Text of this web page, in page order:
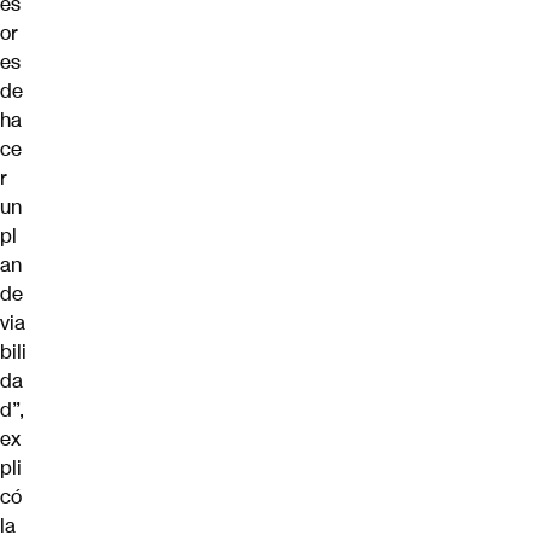
or
es
de
ha
ce
r
un
pl
an
de
via
bili
da
d”,
ex
pli
có
la